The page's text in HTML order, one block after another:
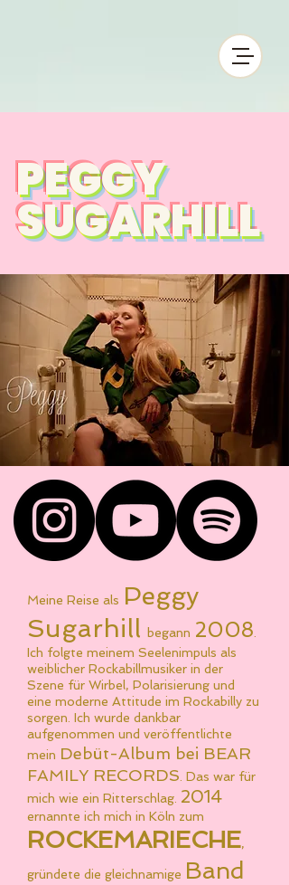
PEGGY
SUGARHILL
PEGGY
SUGARHILL
Meine Reise als Peggy
Sugarhill
begann 2008
Ich folgte meinem Seelenimpuls als
weiblicher Rockabillmusiker in der
Szene für Wirbel, Polarisierung und
eine moderne Attitude im Rockabilly zu
sorgen. Ich wurde dankbar
aufgenommen und veröffentlichte
mein Debüt-Album bei BEAR
FAMILY RECORDS . Das war für
mich wie ein Ritterschlag. 2014
ernannte ich mich in Köln zum
ROCKEMARIECHE,
gründete die gleichnamige Band